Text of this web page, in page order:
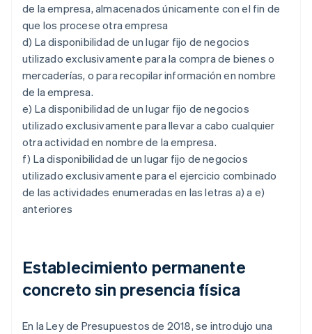
de la empresa, almacenados únicamente con el fin de
que los procese otra empresa
d) La disponibilidad de un lugar fijo de negocios
utilizado exclusivamente para la compra de bienes o
mercaderías, o para recopilar información en nombre
de la empresa.
e) La disponibilidad de un lugar fijo de negocios
utilizado exclusivamente para llevar a cabo cualquier
otra actividad en nombre de la empresa.
f) La disponibilidad de un lugar fijo de negocios
utilizado exclusivamente para el ejercicio combinado
de las actividades enumeradas en las letras a) a e)
anteriores
Establecimiento permanente
concreto sin presencia física
En la Ley de Presupuestos de 2018, se introdujo una